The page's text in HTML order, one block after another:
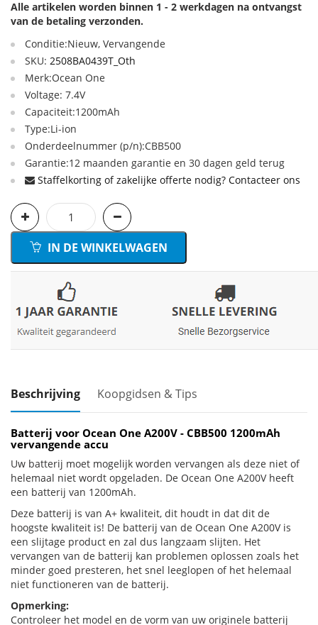
Alle artikelen worden binnen 1 - 2 werkdagen na ontvangst
van de betaling verzonden.
Conditie:Nieuw, Vervangende
SKU: 2508BA0439T_Oth
Merk:Ocean One
Voltage: 7.4V
Capaciteit:1200mAh
Type:Li-ion
Onderdeelnummer (p/n):CBB500
Garantie:12 maanden garantie en 30 dagen geld terug
Staffelkorting of zakelijke offerte nodig? Contacteer ons
IN DE WINKELWAGEN
Beschrijving Koopgidsen & Tips
Batterij voor Ocean One A200V - CBB500 1200mAh
vervangende accu
Uw batterij moet mogelijk worden vervangen als deze niet of
helemaal niet wordt opgeladen. De Ocean One A200V heeft
een batterij van 1200mAh.
Deze batterij is van A+ kwaliteit, dit houdt in dat dit de
hoogste kwaliteit is! De batterij van de Ocean One A200V is
een slijtage product en zal dus langzaam slijten. Het
vervangen van de batterij kan problemen oplossen zoals het
minder goed presteren, het snel leeglopen of het helemaal
niet functioneren van de batterij.
Opmerking:
Controleer het model en de vorm van uw originele batterij